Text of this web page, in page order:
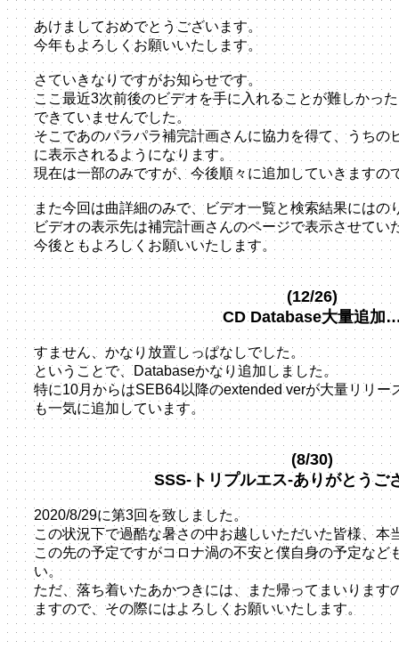
あけましておめでとうございます。
今年もよろしくお願いいたします。
さていきなりですがお知らせです。
ここ最近3次前後のビデオを手に入れることが難しかっ
できていませんでした。
そこであのパラパラ補完計画さんに協力を得て、うちの
に表示されるようになります。
現在は一部のみですが、今後順々に追加していきますの
また今回は曲詳細のみで、ビデオ一覧と検索結果にはの
ビデオの表示先は補完計画さんのページで表示させてい
今後ともよろしくお願いいたします。
(12/26)
CD Database大量追加
すません、かなり放置しっぱなしでした。
ということで、Databaseかなり追加しました。
特に10月からはSEB64以降のextended verが大量リリー
も一気に追加しています。
(8/30)
SSS-トリプルエス-ありがとうご
2020/8/29に第3回を致しました。
この状況下で過酷な暑さの中お越しいただいた皆様、本
この先の予定ですがコロナ渦の不安と僕自身の予定など
い。
ただ、落ち着いたあかつきには、また帰ってまいります
ますので、その際にはよろしくお願いいたします。